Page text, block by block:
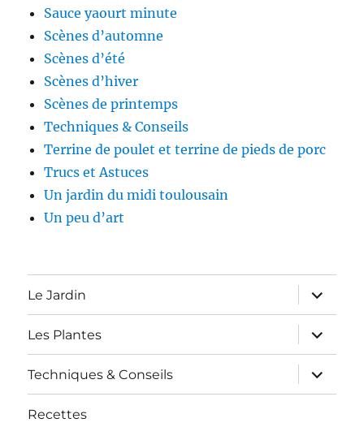
Sauce yaourt minute
Scènes d’automne
Scènes d’été
Scènes d’hiver
Scènes de printemps
Techniques & Conseils
Terrine de poulet et terrine de pieds de porc
Trucs et Astuces
Un jardin du midi toulousain
Un peu d’art
Le Jardin
expand
child
menu
Les Plantes
expand
child
menu
Techniques & Conseils
expand
child
menu
Recettes